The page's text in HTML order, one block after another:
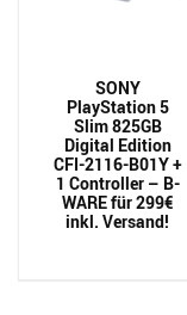
SONY
PlayStation 5
Slim 825GB
Digital Edition
CFI-2116-B01Y +
1 Controller – B-
WARE für 299€
inkl. Versand!